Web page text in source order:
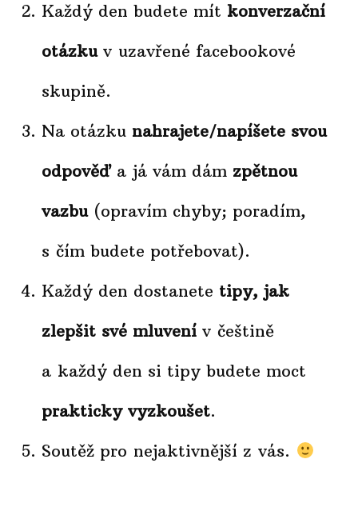
Každý den budete mít konverzační
otázkuv uzavřené facebookové
skupině.
Na otázku nahrajete/napíšete svou
odpověďa já vám dám zpětnou
vazbu(opravím chyby; poradím,
s čím budete potřebovat).
Každý den dostanete tipy, jak
zlepšit své mluvení v češtině
a každý den si tipy budete moct
prakticky vyzkoušet.
Soutěž pro nejaktivnější z vás.